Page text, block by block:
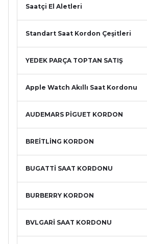
Saatçi El Aletleri
Standart Saat Kordon Çeşitleri
YEDEK PARÇA TOPTAN SATIŞ
Apple Watch Akıllı Saat Kordonu
AUDEMARS PİGUET KORDON
BREİTLİNG KORDON
BUGATTİ SAAT KORDONU
BURBERRY KORDON
BVLGARİ SAAT KORDONU